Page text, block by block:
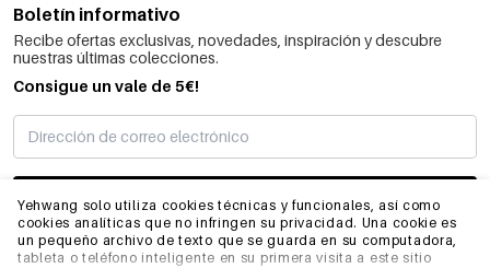
Yehwang solo utiliza cookies técnicas y funcionales, así como
cookies analíticas que no infringen su privacidad. Una cookie es
un pequeño archivo de texto que se guarda en su computadora,
tableta o teléfono inteligente en su primera visita a este sitio
Boletín informativo
Recibe ofertas exclusivas, novedades, inspiración y descubre
nuestras últimas colecciones.
Consigue un vale de 5€!
SUSCRIBIRME